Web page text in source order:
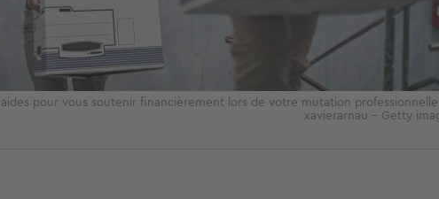
pour vous soutenir financièrement lors de votre mutation
xavierarnau - Getty